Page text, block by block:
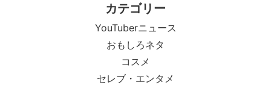
カテゴリー
YouTuberニュース
おもしろネタ
コスメ
セレブ・エンタメ